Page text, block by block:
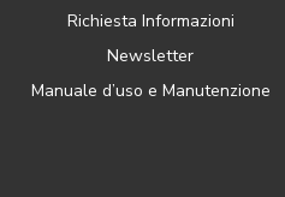
Richiesta Informazioni
Newsletter
Manuale d’uso e Manutenzione